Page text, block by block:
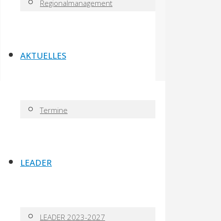
Regionalmanagement
AKTUELLES
Termine
LEADER
LEADER 2023-2027